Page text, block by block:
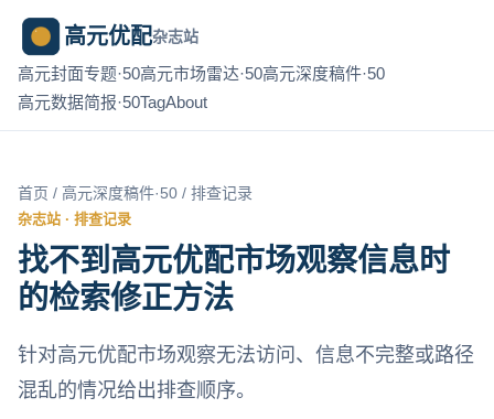
高元优配杂志站
高元封面专题·50高元市场雷达·50高元深度稿件·50
高元数据简报·50TagAbout
首页 / 高元深度稿件·50 / 排查记录
杂志站 · 排查记录
找不到高元优配市场观察信息时
的检索修正方法
针对高元优配市场观察无法访问、信息不完整或路径
混乱的情况给出排查顺序。